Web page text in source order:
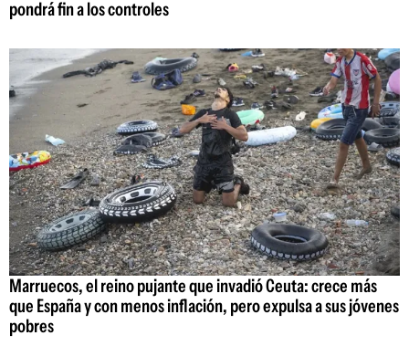
pondrá fin a los controles
Marruecos, el reino pujante que invadió Ceuta: crece más
que España y con menos inflación, pero expulsa a sus jóvenes
pobres